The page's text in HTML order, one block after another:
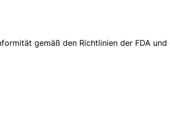
gemäß den Richtlinien der FDA und